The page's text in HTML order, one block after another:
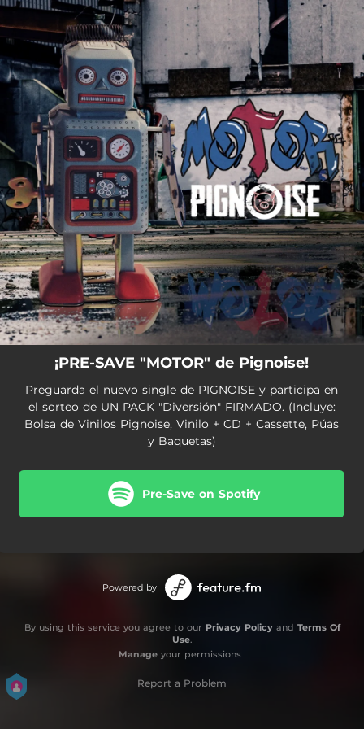
You're all set!
¡PRE-SAVE "MOTOR" de Pignoise!
Preguarda el nuevo single de PIGNOISE y participa en
el sorteo de UN PACK "Diversión" FIRMADO. (Incluye:
Bolsa de Vinilos Pignoise, Vinilo + CD + Cassette, Púas
y Baquetas)
Pre-Save on Spotify
Powered by
By using this service you agree to our Privacy Policyand Terms Of
Use.
Manageyour permissions
Report a Problem
.